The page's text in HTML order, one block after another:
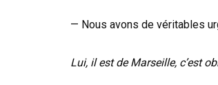
— Nous avons de véritables
Lui, il est de Marseille, c’est